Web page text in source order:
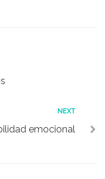
NEXT
emocional